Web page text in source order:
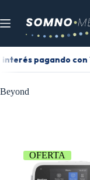
interés pagando
Beyond
OFERTA